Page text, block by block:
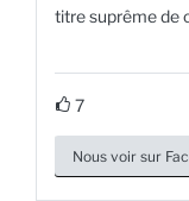
titre suprême de
7
Nous voir sur